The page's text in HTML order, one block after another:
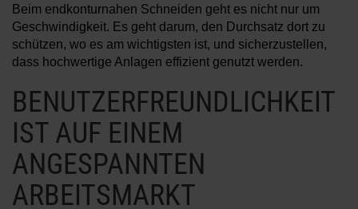
Beim endkonturnahen Schneiden geht es nicht nur um
Geschwindigkeit. Es geht darum, den Durchsatz dort zu
schützen, wo es am wichtigsten ist, und sicherzustellen,
dass hochwertige Anlagen effizient genutzt werden.
BENUTZERFREUNDLICHKEIT
IST AUF EINEM
ANGESPANNTEN
ARBEITSMARKT